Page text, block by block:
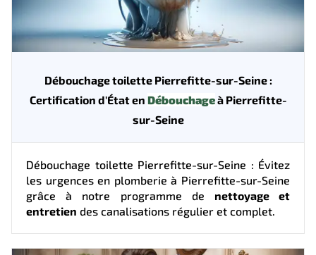
Débouchage toilette Pierrefitte-sur-Seine :
Certification d'État en Débouchageà Pierrefitte-
sur-Seine
Débouchage toilette Pierrefitte-sur-Seine : Évitez
les urgences en plomberie à Pierrefitte-sur-Seine
grâce à notre programme de nettoyage et
entretien des canalisations régulier et complet.